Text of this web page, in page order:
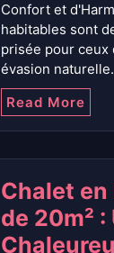
Confort et
habitables sont
prisée pour ceux
évasion
Read More
Chalet
de 20m² :